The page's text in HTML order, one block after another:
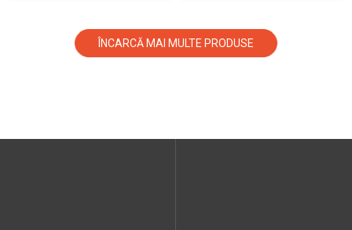
ÎNCARCĂ MAI MULTE PRODUSE